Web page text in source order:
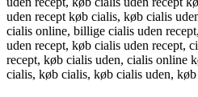
uden recept køb cialis, køb cialis
cialis online, billige cialis uden
uden recept, køb cialis uden recept,
recept, køb cialis uden, cialis online
cialis, køb cialis, køb cialis uden,